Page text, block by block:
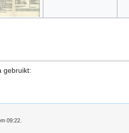
gebruikt:
09:22.